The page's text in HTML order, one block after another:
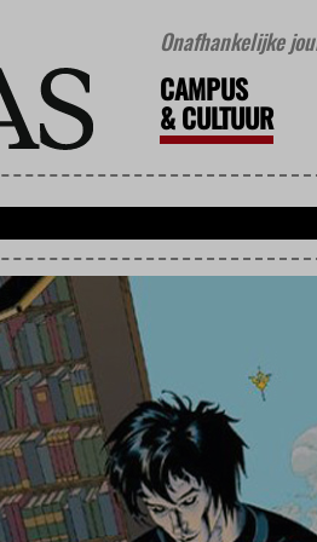
Onafhankelijke
CAMPUS
&CULTUUR